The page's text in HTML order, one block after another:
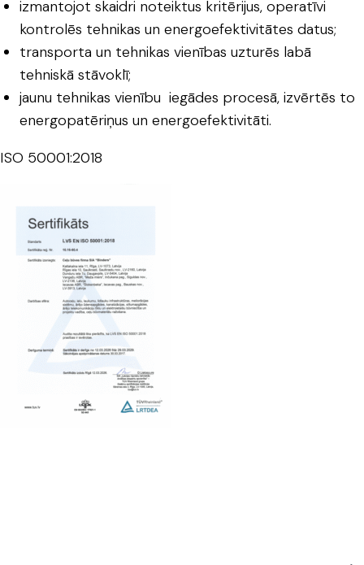
izmantojot skaidri noteiktus kritērijus, operatīvi
kontrolēs tehnikas un energoefektivitātes datus;
transporta un tehnikas vienības uzturēs labā
tehniskā stāvoklī;
jaunu tehnikas vienību iegādes procesā, izvērtēs to
energopatēriņus un energoefektivitāti.
ISO 50001:2018